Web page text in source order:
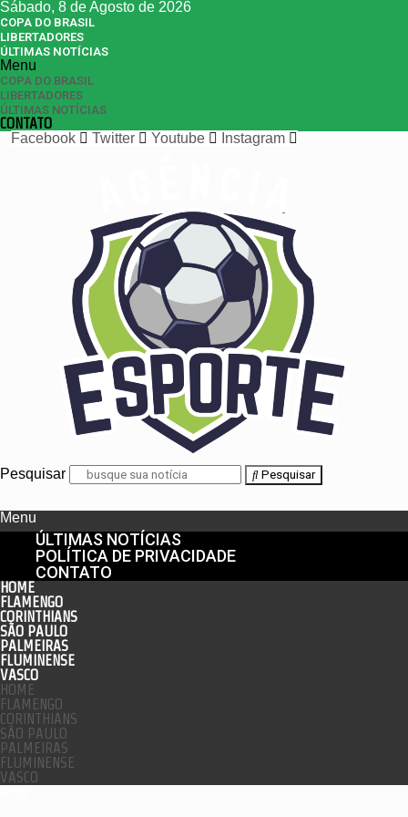
Sábado, 8 de Agosto de 2026
COPA DO BRASIL
LIBERTADORES
ÚLTIMAS NOTÍCIAS
Menu
COPA DO BRASIL
LIBERTADORES
ÚLTIMAS NOTÍCIAS
CONTATO
Facebook
Twitter Youtube Instagram
Pesquisar Pesquisar
Menu
ÚLTIMAS NOTÍCIAS
POLÍTICA DE PRIVACIDADE
CONTATO
HOME
FLAMENGO
CORINTHIANS
SÃO PAULO
PALMEIRAS
FLUMINENSE
VASCO
HOME
FLAMENGO
CORINTHIANS
SÃO PAULO
PALMEIRAS
FLUMINENSE
VASCO